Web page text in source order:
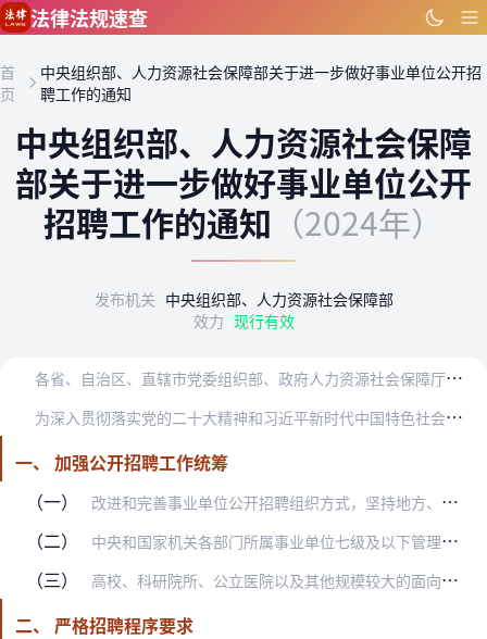
跳到主要内容
法律法规速查
首
页
中央组织部、人力资源社会保障部关于进一步做好事业单位公开招
聘工作的通知
中央组织部、人力资源社会保障
部关于进一步做好事业单位公开
招聘工作的通知 （2024年）
发布机关 中央组织部、人力资源社会保障部
效力 现行有效
各
省、自治区、直辖市党委组织部、政府人力资源社会保障厅（局），新疆生产建设兵团党委组织部、人力资源社会保障局，中央和国家机关各部委、各人民团体组织人事部门，部分…
为
深入贯彻落实党的二十大精神和习近平新时代中国特色社会主义思想，提高事业单位选人用人工作质量和水平，建设高素质专业化的事业单位工作人员队伍，现就进一步做好事业单…
一、 加强公开招聘工作统筹
（一）
改进和完善事业单位公开招聘组织方式，坚持地方、部门统一组织与事业单位自主组织相结合，防止和解决招聘工作过于分散带来的问题，提升工作规范化水平。
（二） 中央和国家机关各部门所属事业单位七级及以下管理岗位、十一级及以下专业技术岗位、三级及以下工勤技能岗位和普通工等岗位，原则上按照隶属关系由主管部门集中组织公开招聘…
（三） 高校、科研院所、公立医院以及其他规模较大的面向社会提供公益服务的事业单位，可以按照规定程序和要求自主组织开展公开招聘。
二、 严格招聘程序要求